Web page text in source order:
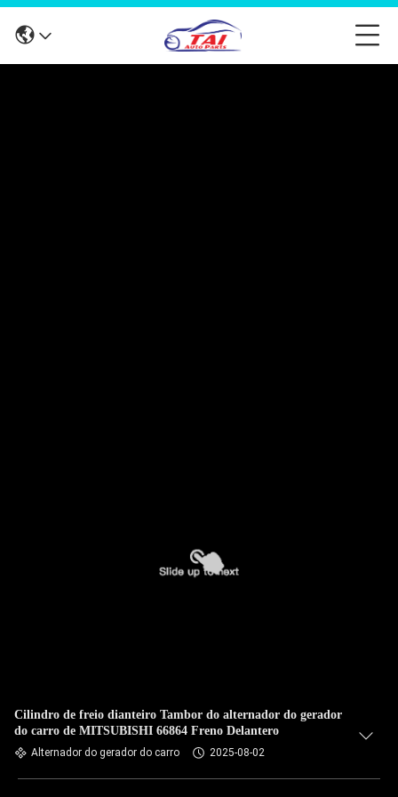
Cilindro de freio dianteiro Tambor do alternador do gerador
do carro de MITSUBISHI 66864 Freno Delantero
Alternador do gerador do carro 2025-08-02